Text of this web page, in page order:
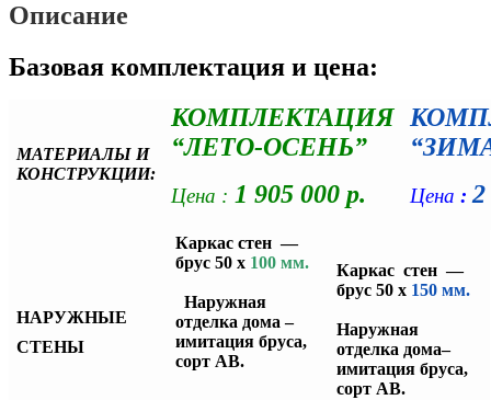
Описание
Базовая комплектация и цена:
МАТЕРИАЛЫ И
КОНСТРУКЦИИ:
КОМПЛЕКТАЦИЯ
“ЛЕТО-ОСЕНЬ”
Цена : 1 905 000 р. Цена :2
НАРУЖНЫЕ
СТЕНЫ
Каркас стен —
брус 50 х 100 мм.
Наружная
отделка дома –
имитация бруса,
сорт АВ.
Каркас стен —
брус 50 х 150 мм.
Наружная
отделка дома–
имитация бруса,
сорт АВ.